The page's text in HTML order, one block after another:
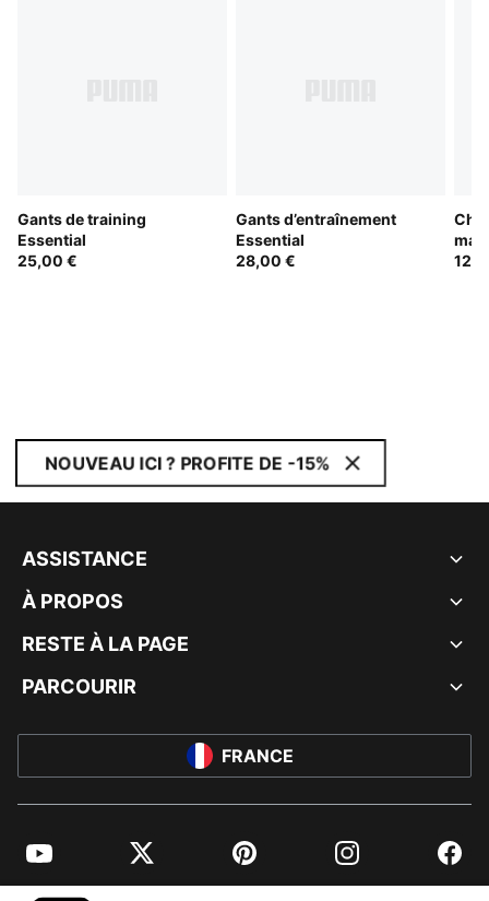
Gants de training
Essential
25,00 €
Gants d’entraînement
Essential
28,00 €
de
NOUVEAU ICI ? PROFITE DE -15%
ASSISTANCE
À PROPOS
RESTE À LA PAGE
PARCOURIR
FRANCE
YouTube Twitter Pinterest Instagram